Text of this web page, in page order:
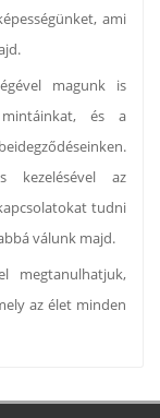
ami
magunk is
és a
kezelésével az
tudni
válunk majd.
megtanulhatjuk,
az élet minden